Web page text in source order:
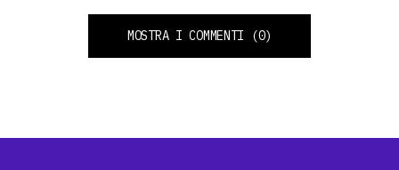
MOSTRA I COMMENTI (0)